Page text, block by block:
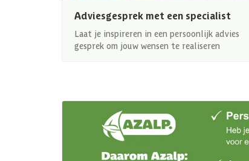
Adviesgesprek met een specialist
Laat je inspireren in een persoonlijk advies
gesprek om jouw wensen te realiseren